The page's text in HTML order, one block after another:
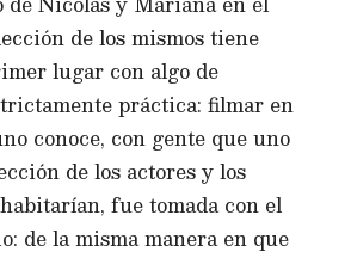
de los mismos tiene
lugar con algo de
práctica: filmar en
conoce, con gente que uno
de los actores y los
fue tomada con el
de la misma manera en que